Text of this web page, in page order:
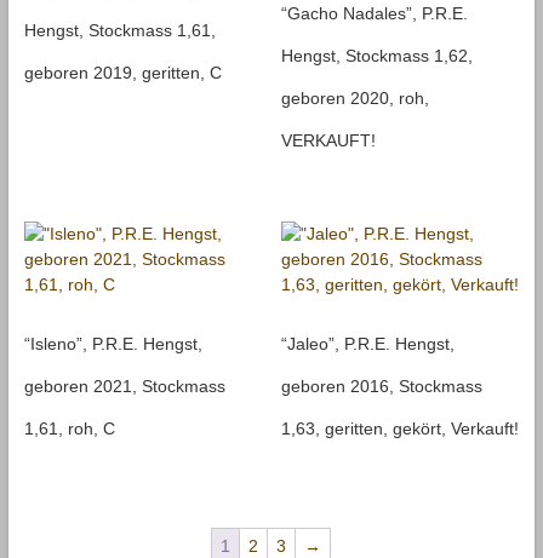
Hengst, Stockmass 1,61,
geboren 2019, geritten, C
“Gacho Nadales”, P.R.E.
Hengst, Stockmass 1,62,
geboren 2020, roh,
VERKAUFT!
“Isleno”, P.R.E. Hengst,
geboren 2021, Stockmass
1,61, roh, C
“Jaleo”, P.R.E. Hengst,
geboren 2016, Stockmass
1,63, geritten, gekört, Verkauft!
1 2 3 →